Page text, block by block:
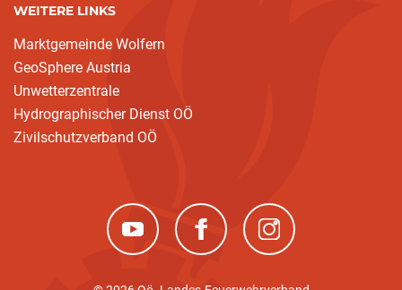
WEITERE LINKS
Marktgemeinde Wolfern
GeoSphere Austria
Unwetterzentrale
Hydrographischer Dienst OÖ
Zivilschutzverband OÖ
(neues Fenster)(neues Fenster)(neues Fenster)